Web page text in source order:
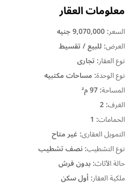
معلومات العقار
السعر:9,070,000 جنيه
العرض:للبيع / تقسيط
نوع العقار:تجارى
نوع الوحدة: مساحات مكتبيه
المساحة:97 م²
الغرف:
2
الحمامات:
1
التمويل العقارى: غير متاح
نوع التشطيب:نصف تشطيب
حالة الأثاث:بدون فرش
ملكية العقار: أول سكن